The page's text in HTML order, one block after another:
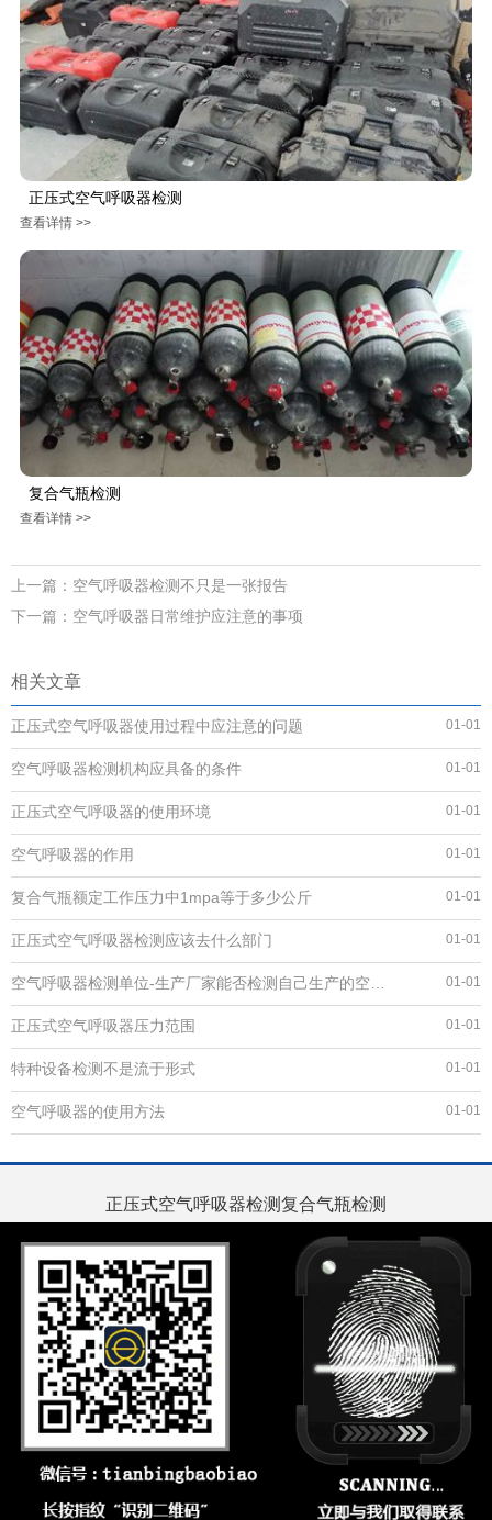
正压式空气呼吸器检测
查看详情 >>
复合气瓶检测
查看详情 >>
上一篇： 空气呼吸器检测不只是一张报告
下一篇： 空气呼吸器日常维护应注意的事项
相关文章
正压式空气呼吸器使用过程中应注意的问题 01-01
空气呼吸器检测机构应具备的条件 01-01
正压式空气呼吸器的使用环境 01-01
空气呼吸器的作用 01-01
复合气瓶额定工作压力中1mpa等于多少公斤 01-01
正压式空气呼吸器检测应该去什么部门 01-01
01-01
正压式空气呼吸器压力范围 01-01
特种设备检测不是流于形式 01-01
空气呼吸器的使用方法 01-01
正压式空气呼吸器检测复合气瓶检测